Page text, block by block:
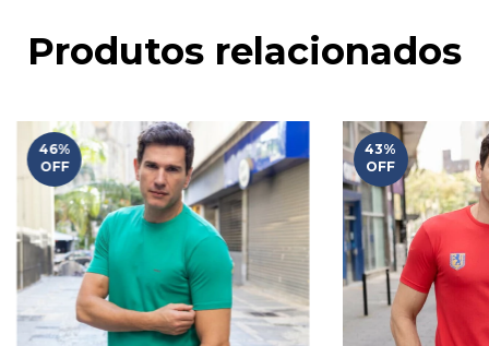
Produtos relacionados
46%
OFF
43%
OFF